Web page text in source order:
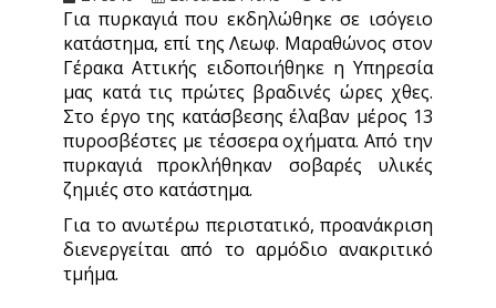
Για πυρκαγιά που εκδηλώθηκε σε ισόγειο
κατάστημα, επί της Λεωφ. Μαραθώνος στον
Γέρακα Αττικής ειδοποιήθηκε η Υπηρεσία
μας κατά τις πρώτες βραδινές ώρες χθες.
Στο έργο της κατάσβεσης έλαβαν μέρος 13
πυροσβέστες με τέσσερα οχήματα. Από την
πυρκαγιά προκλήθηκαν σοβαρές υλικές
ζημιές στο κατάστημα.
Για το ανωτέρω περιστατικό, προανάκριση
διενεργείται από το αρμόδιο ανακριτικό
τμήμα.